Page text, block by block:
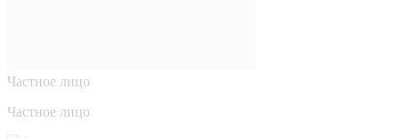
Частное лицо
Частное лицо